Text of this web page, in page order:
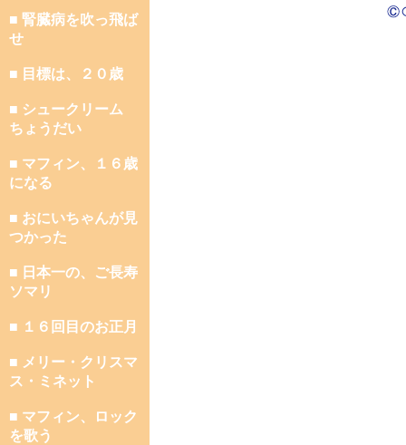
■ 腎臓病を吹っ飛ば
せ
■ 目標は、２０歳
■ シュークリーム
ちょうだい
■ マフィン、１６歳
になる
■ おにいちゃんが見
つかった
■ 日本一の、ご長寿
ソマリ
■ １６回目のお正月
■ メリー・クリスマ
ス・ミネット
■ マフィン、ロック
を歌う